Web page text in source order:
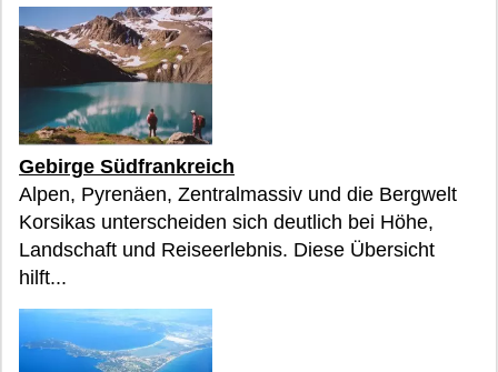
Gebirge Südfrankreich
Alpen, Pyrenäen, Zentralmassiv und die Bergwelt
Korsikas unterscheiden sich deutlich bei Höhe,
Landschaft und Reiseerlebnis. Diese Übersicht
hilft...